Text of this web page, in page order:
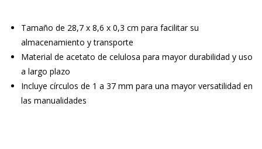
Tamaño de 28,7 x 8,6 x 0,3 cm para facilitar su
almacenamiento y transporte
Material de acetato de celulosa para mayor durabilidad y uso
a largo plazo
Incluye círculos de 1 a 37 mm para una mayor versatilidad en
las manualidades